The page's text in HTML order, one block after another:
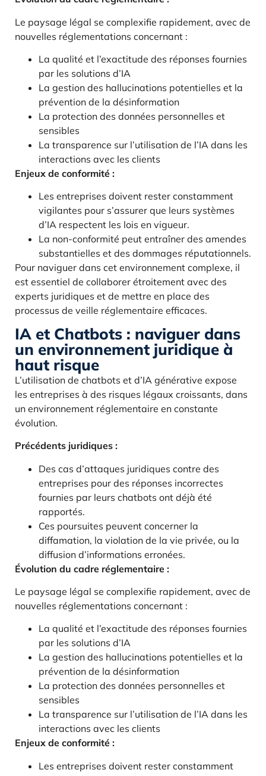
Le paysage légal se complexifie rapidement, avec de
nouvelles réglementations concernant :
La qualité et l’exactitude des réponses fournies
par les solutions d’IA
La gestion des hallucinations potentielles et la
prévention de la désinformation
La protection des données personnelles et
sensibles
La transparence sur l’utilisation de l’IA dans les
interactions avec les clients
Enjeux de conformité :
Les entreprises doivent rester constamment
vigilantes pour s’assurer que leurs systèmes
d’IA respectent les lois en vigueur.
La non-conformité peut entraîner des amendes
substantielles et des dommages réputationnels.
Pour naviguer dans cet environnement complexe, il
est essentiel de collaborer étroitement avec des
experts juridiques et de mettre en place des
processus de veille réglementaire efficaces.
IA et Chatbots : naviguer dans
un environnement juridique à
haut risque
L’utilisation de chatbots et d’IA générative expose
les entreprises à des risques légaux croissants, dans
un environnement réglementaire en constante
évolution.
Précédents juridiques :
Des cas d’attaques juridiques contre des
entreprises pour des réponses incorrectes
fournies par leurs chatbots ont déjà été
rapportés.
Ces poursuites peuvent concerner la
diffamation, la violation de la vie privée, ou la
diffusion d’informations erronées.
Évolution du cadre réglementaire :
Le paysage légal se complexifie rapidement, avec de
nouvelles réglementations concernant :
La qualité et l’exactitude des réponses fournies
par les solutions d’IA
La gestion des hallucinations potentielles et la
prévention de la désinformation
La protection des données personnelles et
sensibles
La transparence sur l’utilisation de l’IA dans les
interactions avec les clients
Enjeux de conformité :
Les entreprises doivent rester constamment